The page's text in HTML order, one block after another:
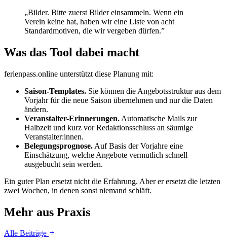
„Bilder. Bitte zuerst Bilder einsammeln. Wenn ein
Verein keine hat, haben wir eine Liste von acht
Standardmotiven, die wir vergeben dürfen.”
Was das Tool dabei macht
ferienpass.online unterstützt diese Planung mit:
Saison-Templates. Sie können die Angebotsstruktur aus dem
Vorjahr für die neue Saison übernehmen und nur die Daten
ändern.
Veranstalter-Erinnerungen. Automatische Mails zur
Halbzeit und kurz vor Redaktionsschluss an säumige
Veranstalter:innen.
Belegungsprognose. Auf Basis der Vorjahre eine
Einschätzung, welche Angebote vermutlich schnell
ausgebucht sein werden.
Ein guter Plan ersetzt nicht die Erfahrung. Aber er ersetzt die letzten
zwei Wochen, in denen sonst niemand schläft.
Mehr aus Praxis
Alle Beiträge